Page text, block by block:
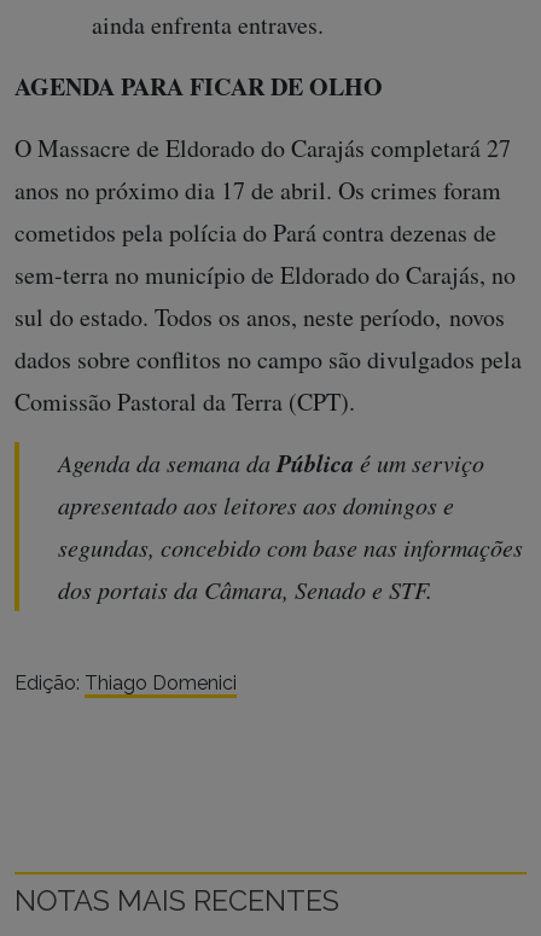
ainda enfrenta entraves.
AGENDA PARA FICAR DE OLHO
O Massacre de Eldorado do Carajás completará 27
anos no próximo dia 17 de abril. Os crimes foram
cometidos pela polícia do Pará contra dezenas de
sem-terra no município de Eldorado do Carajás, no
sul do estado. Todos os anos, neste período, novos
dados sobre conflitos no campo são divulgados pela
Comissão Pastoral da Terra (CPT).
Agenda da semana da Pública é um serviço
apresentado aos leitores aos domingos e
segundas, concebido com base nas informações
dos portais da Câmara, Senado e STF.
Edição: Thiago Domenici
NOTAS MAIS RECENTES